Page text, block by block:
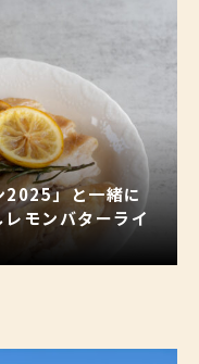
2025」と一緒に
モンバターライ